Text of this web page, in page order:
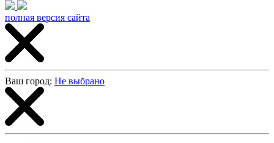
полная версия сайта
Ваш город: Не выбрано